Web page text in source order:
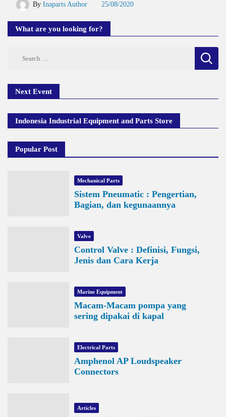
By Inaparts Author 25/08/2020
What are you looking for?
Next Event
Indonesia Industrial Equipment and Parts Store
Popular Post
Mechanical Parts
Sistem Pneumatic : Pengertian,
Bagian, dan kegunaannya
Valve
Control Valve : Definisi, Fungsi,
Jenis dan Cara Kerja
Marine Equipment
Macam-Macam pompa yang
sering dipakai di kapal
Electrical Parts
Amphenol AP Loudspeaker
Connectors
Articles